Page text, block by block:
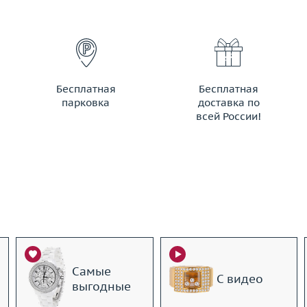
Бесплатная
парковка
Бесплатная
доставка по
всей России!
Самые
выгодные
С видео